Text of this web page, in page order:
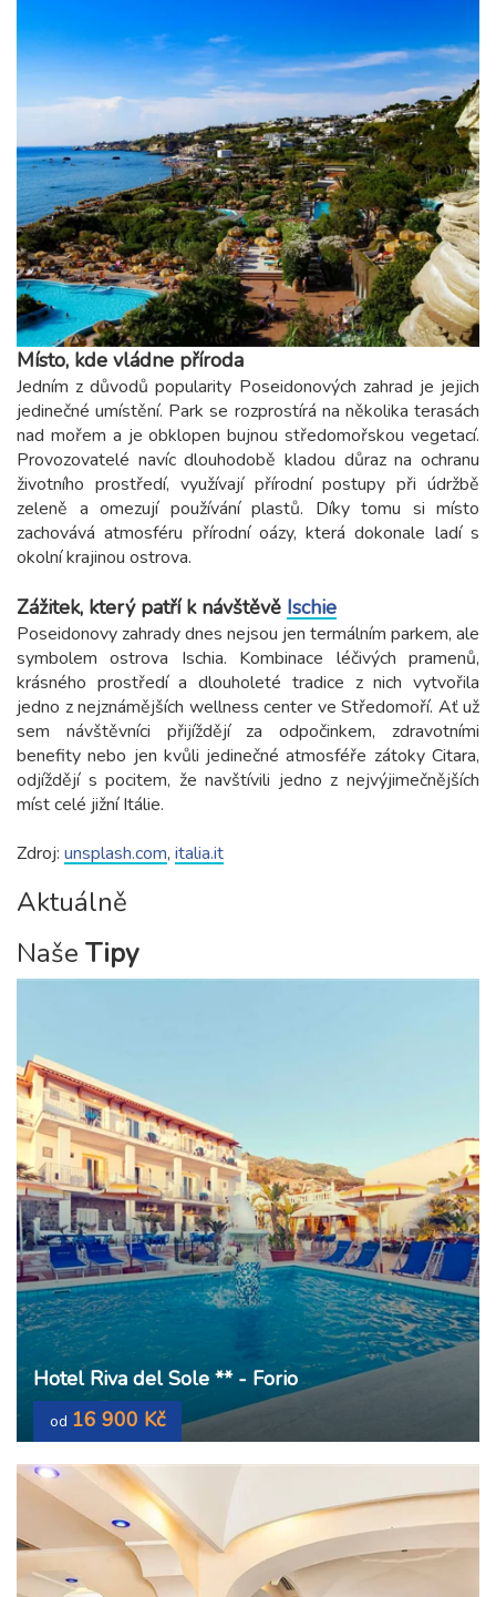
Místo, kde vládne příroda
Jedním z důvodů popularity Poseidonových zahrad je jejich
jedinečné umístění. Park se rozprostírá na několika terasách
nad mořem a je obklopen bujnou středomořskou vegetací.
Provozovatelé navíc dlouhodobě kladou důraz na ochranu
životního prostředí, využívají přírodní postupy při údržbě
zeleně a omezují používání plastů. Díky tomu si místo
zachovává atmosféru přírodní oázy, která dokonale ladí s
okolní krajinou ostrova.
Zážitek, který patří k návštěvě Ischie
Poseidonovy zahrady dnes nejsou jen termálním parkem, ale
symbolem ostrova Ischia. Kombinace léčivých pramenů,
krásného prostředí a dlouholeté tradice z nich vytvořila
jedno z nejznámějších wellness center ve Středomoří. Ať už
sem návštěvníci přijíždějí za odpočinkem, zdravotními
benefity nebo jen kvůli jedinečné atmosféře zátoky Citara,
odjíždějí s pocitem, že navštívili jedno z nejvýjimečnějších
míst celé jižní Itálie.
Zdroj: unsplash.com, italia.it
Aktuálně
Naše Tipy
Hotel Riva del Sole ** - Forio
od 16 900 Kč